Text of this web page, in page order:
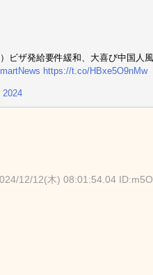
ビザ発給要件緩和、大喜び中国人
https://t.co/HBxe5O9nMw
2024
12/12(木) 08:01:54.04